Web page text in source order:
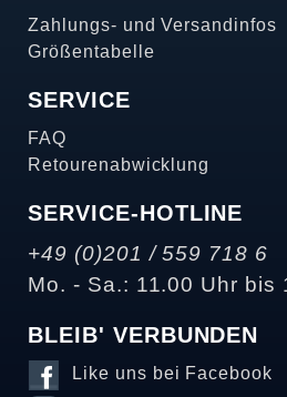
Zahlungs- und Versandinfos
Größentabelle
SERVICE
FAQ
Retourenabwicklung
SERVICE-HOTLINE
+49 (0)201 / 559 718 6
Mo. - Sa.: 11.00 Uhr bis
BLEIB' VERBUNDEN
Like uns bei Facebook